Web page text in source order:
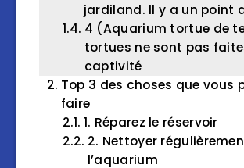
jardiland. Il y a un point
4 (Aquarium tortue de
tortues ne sont pas
captivité
Top 3 des choses que vous
faire
1. Réparez le réservoir
2. Nettoyer
l’aquarium